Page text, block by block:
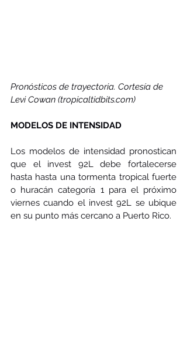
Pronósticos de trayectoria. Cortesía de
Levi Cowan (tropicaltidbits.com)
MODELOS DE INTENSIDAD
Los modelos de intensidad pronostican
que el invest 92L debe fortalecerse
hasta hasta una tormenta tropical fuerte
o huracán categoría 1 para el próximo
viernes cuando el invest 92L se ubique
en su punto más cercano a Puerto Rico.